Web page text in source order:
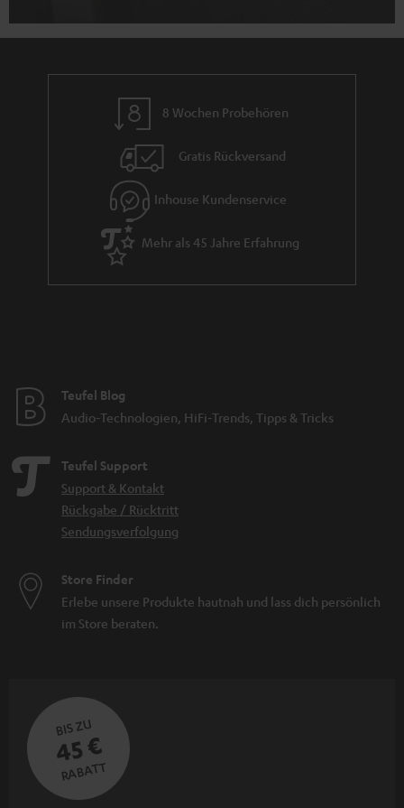
8 Wochen Probehören
Gratis Rückversand
Inhouse Kundenservice
Mehr als 45 Jahre Erfahrung
Teufel Blog
Audio-Technologien, HiFi-Trends, Tipps & Tricks
Teufel Support
Support & Kontakt
Rückgabe / Rücktritt
Sendungsverfolgung
Store Finder
Erlebe unsere Produkte hautnah und lass dich persönlich
im Store beraten.
BIS ZU
45 €
RABATT